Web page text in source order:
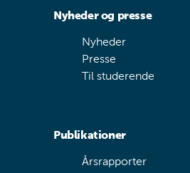
Nyheder og presse
Nyheder
Presse
Til studerende
Publikationer
Årsrapporter